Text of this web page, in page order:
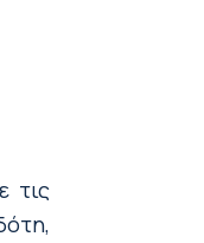
τις